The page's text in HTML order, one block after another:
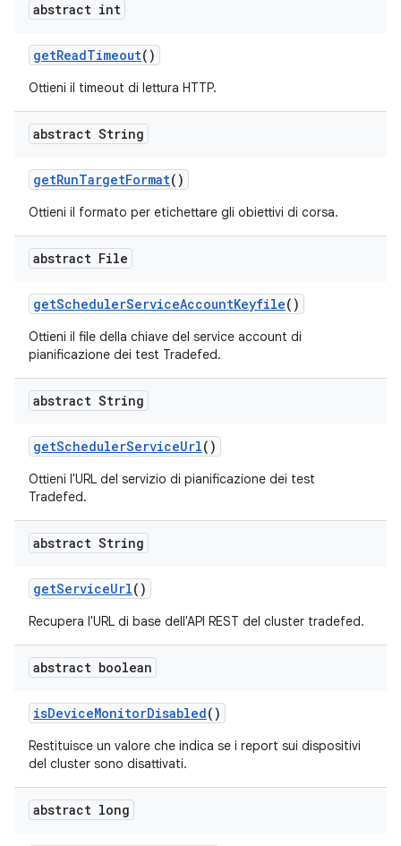
abstract int
getReadTimeout()
Ottieni il timeout di lettura HTTP.
abstract String
getRunTargetFormat()
Ottieni il formato per etichettare gli obiettivi di corsa.
abstract File
getSchedulerServiceAccountKeyfile()
Ottieni il file della chiave del service account di
pianificazione dei test Tradefed.
abstract String
getSchedulerServiceUrl()
Ottieni l'URL del servizio di pianificazione dei test
Tradefed.
abstract String
getServiceUrl()
Recupera l'URL di base dell'API REST del cluster tradefed.
abstract boolean
isDeviceMonitorDisabled()
Restituisce un valore che indica se i report sui dispositivi
del cluster sono disattivati.
abstract long